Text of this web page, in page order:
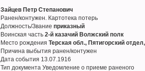
Зайцев Петр Степанович
Ранен/контужен. Картотека потерь
Должность/Званиеприказный
Воинская часть2-й казачий Волжский полк
Место рожденияТерская обл., Пятигорский
Причина выбытия ранен/контужен
Дата события 13.07.1916
Тип документа Уведомление о приеме раненого